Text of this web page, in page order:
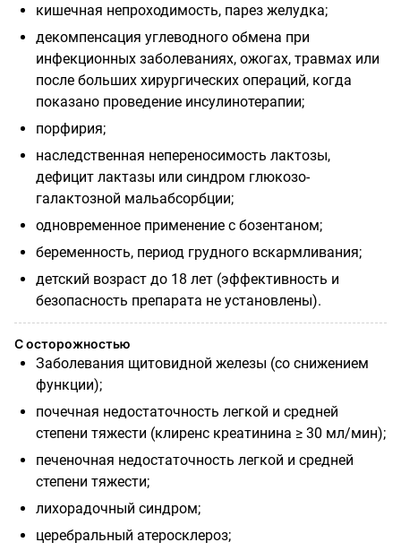
кишечная непроходимость, парез желудка;
декомпенсация углеводного обмена при
инфекционных заболеваниях, ожогах, травмах или
после больших хирургических операций, когда
показано проведение инсулинотерапии;
порфирия;
наследственная непереносимость лактозы,
дефицит лактазы или синдром глюкозо-
галактозной мальабсорбции;
одновременное применение с бозентаном;
беременность, период грудного вскармливания;
детский возраст до 18 лет (эффективность и
безопасность препарата не установлены).
С осторожностью
Заболевания щитовидной железы (со снижением
функции);
почечная недостаточность легкой и средней
степени тяжести (клиренс креатинина ≥ 30 мл/мин);
печеночная недостаточность легкой и средней
степени тяжести;
лихорадочный синдром;
церебральный атеросклероз;